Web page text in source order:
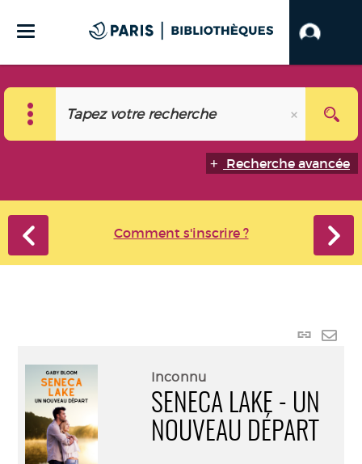
Recherche avancée
Comment s'inscrire ?
Lien
Inconnu
SENECA LAKE - UN
NOUVEAU DÉPART